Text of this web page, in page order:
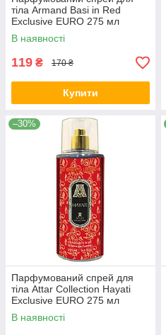
тіла Armand Basi in Red
Exclusive EURO 275 мл
В наявності
119 ₴ 170 ₴
Купити
–30%
Парфумований спрей для
тіла Attar Collection Hayati
Exclusive EURO 275 мл
В наявності